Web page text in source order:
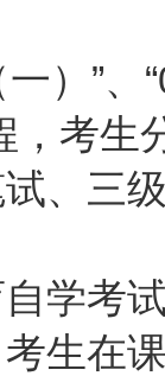
一）”
，考
、三
学考
生在